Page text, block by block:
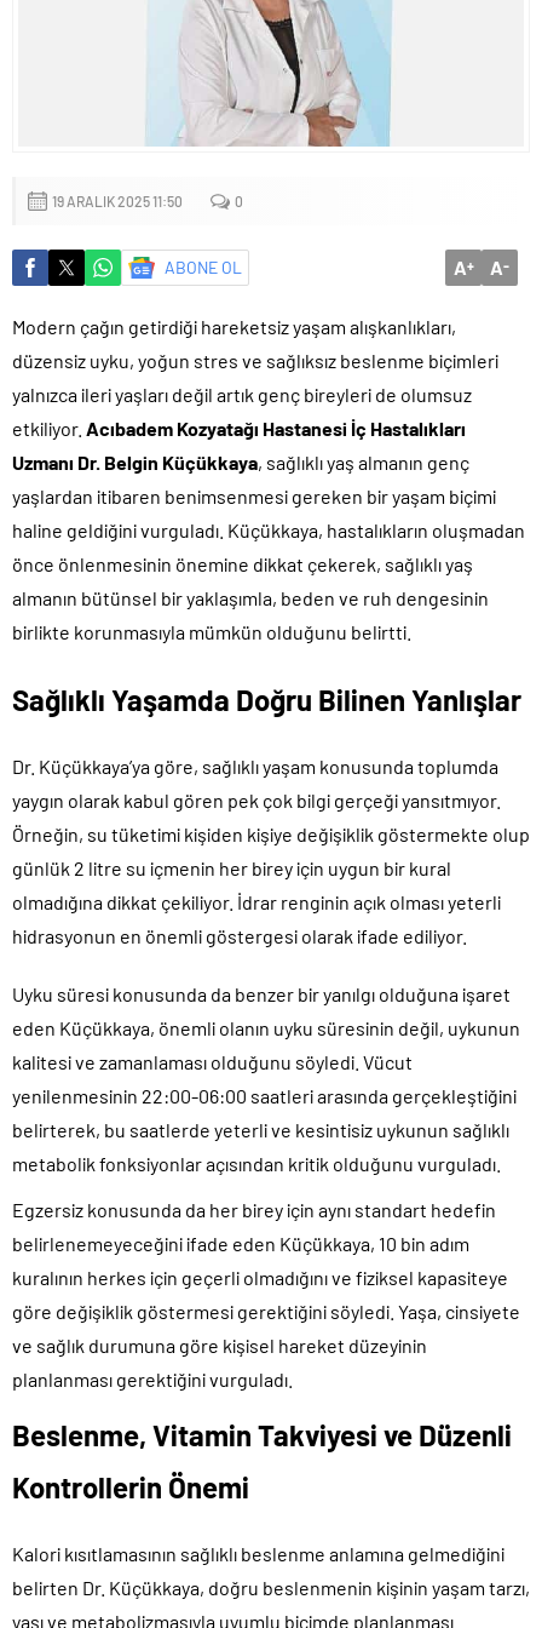
Küçük işletmeler büyük siber risklerle karşı karşıya
19 ARALIK 2025 11:50 0
ABONE OL A+ A-
Modern çağın getirdiği hareketsiz yaşam alışkanlıkları,
düzensiz uyku, yoğun stres ve sağlıksız beslenme biçimleri
yalnızca ileri yaşları değil artık genç bireyleri de olumsuz
etkiliyor. Acıbadem Kozyatağı Hastanesi İç Hastalıkları
Uzmanı Dr. Belgin Küçükkaya, sağlıklı yaş almanın genç
yaşlardan itibaren benimsenmesi gereken bir yaşam biçimi
haline geldiğini vurguladı. Küçükkaya, hastalıkların oluşmadan
önce önlenmesinin önemine dikkat çekerek, sağlıklı yaş
almanın bütünsel bir yaklaşımla, beden ve ruh dengesinin
birlikte korunmasıyla mümkün olduğunu belirtti.
Sağlıklı Yaşamda Doğru Bilinen Yanlışlar
Dr. Küçükkaya’ya göre, sağlıklı yaşam konusunda toplumda
yaygın olarak kabul gören pek çok bilgi gerçeği yansıtmıyor.
Örneğin, su tüketimi kişiden kişiye değişiklik göstermekte olup
günlük 2 litre su içmenin her birey için uygun bir kural
olmadığına dikkat çekiliyor. İdrar renginin açık olması yeterli
hidrasyonun en önemli göstergesi olarak ifade ediliyor.
Uyku süresi konusunda da benzer bir yanılgı olduğuna işaret
eden Küçükkaya, önemli olanın uyku süresinin değil, uykunun
kalitesi ve zamanlaması olduğunu söyledi. Vücut
yenilenmesinin 22:00-06:00 saatleri arasında gerçekleştiğini
belirterek, bu saatlerde yeterli ve kesintisiz uykunun sağlıklı
metabolik fonksiyonlar açısından kritik olduğunu vurguladı.
Egzersiz konusunda da her birey için aynı standart hedefin
belirlenemeyeceğini ifade eden Küçükkaya, 10 bin adım
kuralının herkes için geçerli olmadığını ve fiziksel kapasiteye
göre değişiklik göstermesi gerektiğini söyledi. Yaşa, cinsiyete
ve sağlık durumuna göre kişisel hareket düzeyinin
planlanması gerektiğini vurguladı.
Beslenme, Vitamin Takviyesi ve Düzenli
Kontrollerin Önemi
Kalori kısıtlamasının sağlıklı beslenme anlamına gelmediğini
belirten Dr. Küçükkaya, doğru beslenmenin kişinin yaşam tarzı,
yaşı ve metabolizmasıyla uyumlu biçimde planlanması